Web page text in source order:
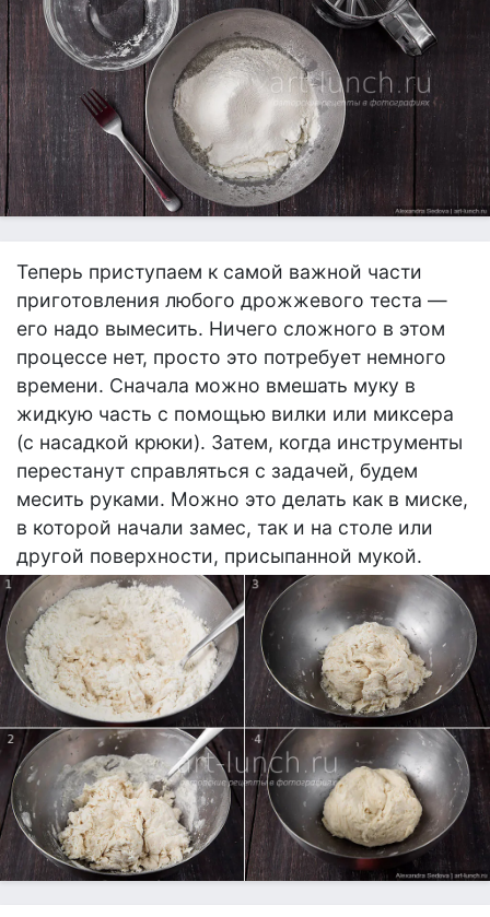
Теперь приступаем к самой важной части
приготовления любого дрожжевого теста —
его надо вымесить. Ничего сложного в этом
процессе нет, просто это потребует немного
времени. Сначала можно вмешать муку в
жидкую часть с помощью вилки или миксера
(с насадкой крюки). Затем, когда инструменты
перестанут справляться с задачей, будем
месить руками. Можно это делать как в миске,
в которой начали замес, так и на столе или
другой поверхности, присыпанной мукой.